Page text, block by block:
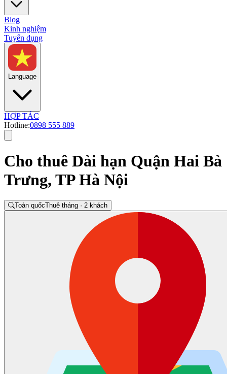
Blog
Kinh nghiệm
Tuyển dụng
Language
HỢP TÁC
Hotline:0898 555 889
Cho thuê Dài hạn Quận Hai Bà
Trưng, TP Hà Nội
Toàn quốcThuê tháng · 2 khách